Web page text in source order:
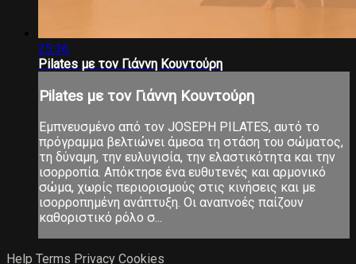
25:36
Pilates με τον Γιάννη Κουντούρη
Pilates με τον Γιάννη Κουντούρη
Εμπνευσμένο από τον JOSEPH PILATES, αυτό το
πρόγραμμα βελτιώνει άμεσα τη στάση του σώματος,
τη δύναμη, την ευλυγισία, την ελαστικότητα και την
ισορροπία. Απόκτησε ένα ευθυτενές και αρμονικό
σώμα, χωρίς περιορισμούς στις κινήσεις και με
ισορροπημένη ανάπτυξη. Οι αναπνοές παίζουν
καθοριστικό ρόλο σ...
Help Terms Privacy Cookies